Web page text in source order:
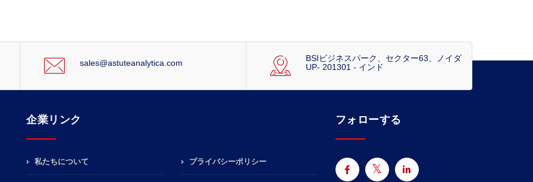
sales@astuteanalytica.com
BSIビジネスパーク、セクター63、ノイダ
UP- 201301 - インド
企業リンク
私たちについて プライバシーポリシー
フォローする